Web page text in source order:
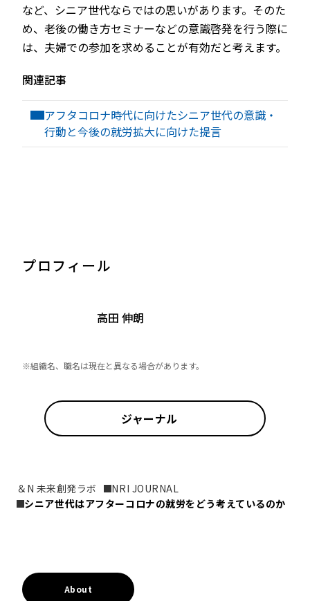
など、シニア世代ならではの思いがあります。そのた
め、老後の働き方セミナーなどの意識啓発を行う際に
は、夫婦での参加を求めることが有効だと考えます。
関連記事
アフタコロナ時代に向けたシニア世代の意識・
行動と今後の就労拡大に向けた提言
プロフィール
高田 伸朗
※組織名、職名は現在と異なる場合があります。
ジャーナル
＆N 未来創発ラボ
NRI JOURNAL
シニア世代はアフターコロナの就労をどう考えているのか
About